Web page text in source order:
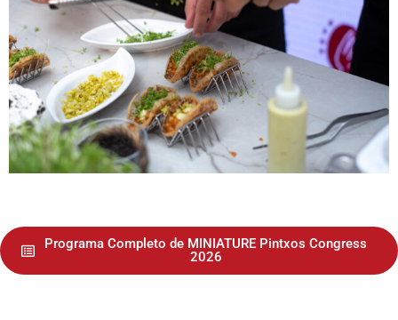
Programa Completo de MINIATURE Pintxos Congress
2026